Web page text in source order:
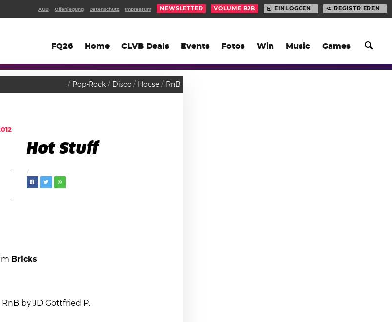
FQ26 Home CLVB Deals Events Fotos Win Music Games
NEWSLETTER VOLUME B2B EINLOGGEN REGISTRIEREN
AGB Offenlegung Datenschutz Impressum
Pop-Rock Disco House RnB
Hot Stuff
Bricks
RnB by JD Gottfried P.